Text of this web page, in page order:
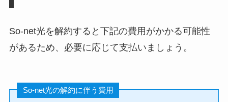
So-net光を解約すると下記の費用がかかる可能性
があるため、必要に応じて支払いましょう。
So-net光の解約に伴う費用